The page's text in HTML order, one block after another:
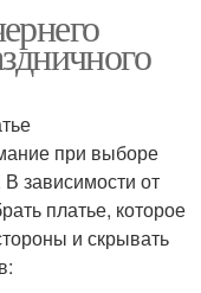
при выборе
зависимости от
платье, которое
и скрывать